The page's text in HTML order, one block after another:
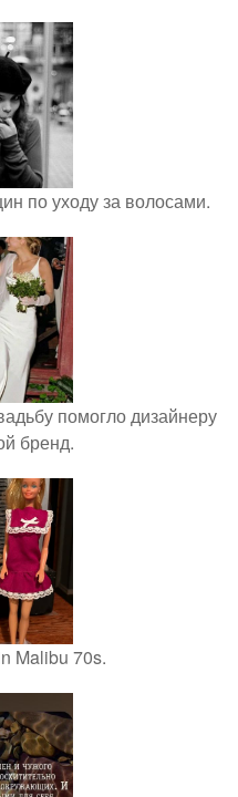
по уходу за волосами.
помогло дизайнеру
бренд.
Malibu 70s.